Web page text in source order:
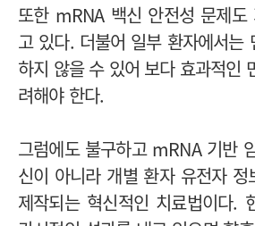
또한 mRNA 백신 안전성 문제도
고 있다. 더불어 일부 환자에서는
하지 않을 수 있어 보다 효과적인
려해야 한다.
그럼에도 불구하고 mRNA 기반
신이 아니라 개별 환자 유전자 정
제작되는 혁신적인 치료법이다.